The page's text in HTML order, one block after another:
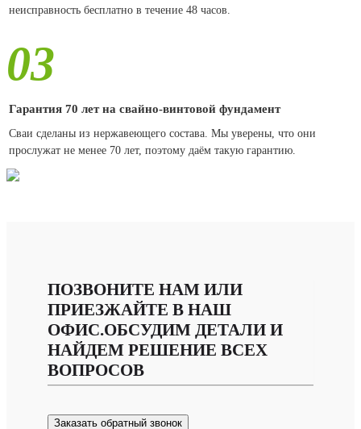
неисправность бесплатно в течение 48 часов.
03
Гарантия 70 лет на свайно-винтовой фундамент
Сваи сделаны из нержавеющего состава. Мы уверены, что они
прослужат не менее 70 лет, поэтому даём такую гарантию.
ПОЗВОНИТЕ НАМ ИЛИ
ПРИЕЗЖАЙТЕ В НАШ
ОФИС.ОБСУДИМ ДЕТАЛИ И
НАЙДЕМ РЕШЕНИЕ ВСЕХ
ВОПРОСОВ
Заказать обратный звонок